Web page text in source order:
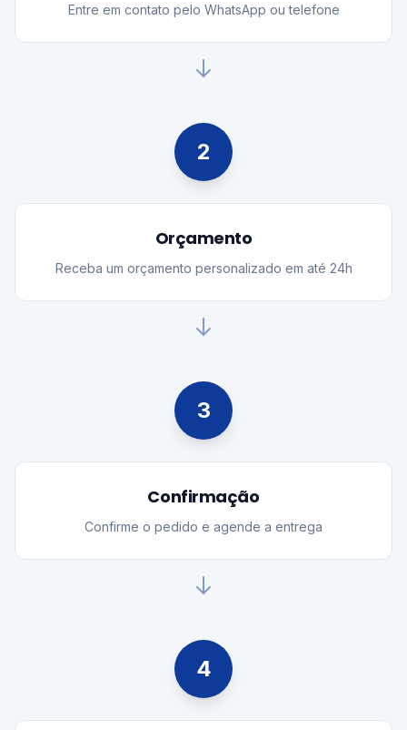
Entre em contato pelo WhatsApp ou telefone
2
Orçamento
Receba um orçamento personalizado em até 24h
3
Confirmação
Confirme o pedido e agende a entrega
4